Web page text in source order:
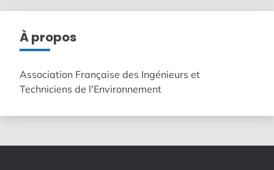
%
À propos
Association Française des Ingénieurs et
Techniciens de l'Environnement